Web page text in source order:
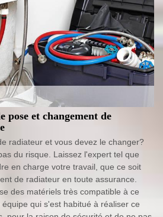
pose et changement de
radiateur et vous devez le changer?
du risque. Laissez l'expert tel que
en charge votre travail, que ce soit
de radiateur en toute assurance.
des matériels très compatible à ce
qui s'est habitué à réaliser ce